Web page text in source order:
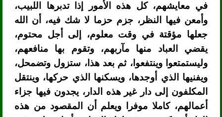
في معايشهم، كل هذه الأمور إذا تدبرها اللبيب،
وأمعن فيها النظر، جزم حزما لا شك فيه، أن الله
جعلها مؤقتة في وقت معلوم، إلى أجل محتوم،
يقضي العباد منها مآربهم، وتقوم بها منافعهم،
وليستمتعوا وينتفعوا، ثم بعد هذا، ستزول وتضمحل،
ويفنيها الذي أوجدها، ويسكنها الذي حركها، وينتقل
المكلفون إلى دار غير هذه الدار، يجدون فيها جزاء
أعمالهم، كاملا موفرا ويعلم أن المقصود من هذه